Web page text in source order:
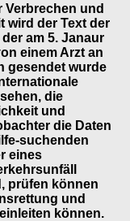
und
wird der Text der
am 5. Janaur
einem Arzt an
gesendet wurde
die
und
die Daten
suchenden
eines
prüfen können
und
können.